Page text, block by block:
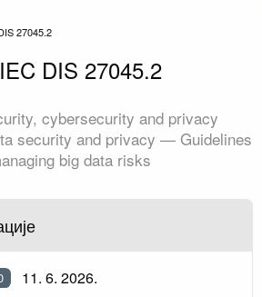
27045.2
DIS 27045.2
cybersecurity and privacy
security and privacy — Guidelines
big data risks
11. 6. 2026.